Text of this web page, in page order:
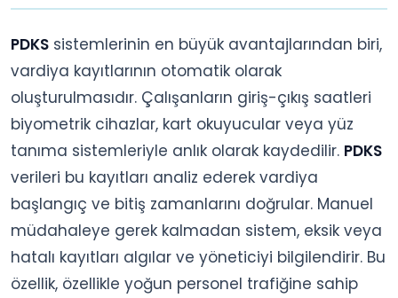
PDKS sistemlerinin en büyük avantajlarından biri,
vardiya kayıtlarının otomatik olarak
oluşturulmasıdır. Çalışanların giriş-çıkış saatleri
biyometrik cihazlar, kart okuyucular veya yüz
tanıma sistemleriyle anlık olarak kaydedilir. PDKS
verileri bu kayıtları analiz ederek vardiya
başlangıç ve bitiş zamanlarını doğrular. Manuel
müdahaleye gerek kalmadan sistem, eksik veya
hatalı kayıtları algılar ve yöneticiyi bilgilendirir. Bu
özellik, özellikle yoğun personel trafiğine sahip